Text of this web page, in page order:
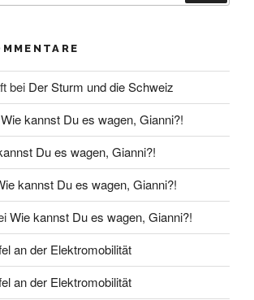
bei Der Sturm und die Schweiz
Wie kannst Du es wagen, Gianni?!
Du es wagen, Gianni?!
kannst Du es wagen, Gianni?!
Wie kannst Du es wagen, Gianni?!
an der Elektromobilität
an der Elektromobilität